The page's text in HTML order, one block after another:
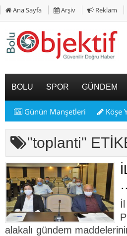
Ana Sayfa Arşiv Reklam
BOLU SPOR GÜNDEM
Günün Manşetleri Köşe
"toplanti"
alakalı gündem